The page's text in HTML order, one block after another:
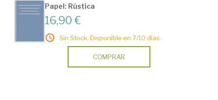
Papel: Rústica
16,90 €
Sin Stock. Disponible en 7/10 días.
COMPRAR